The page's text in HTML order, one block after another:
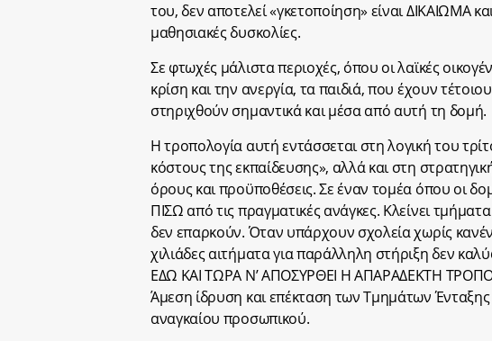
του, δεν αποτελεί «γκετοποίηση» είναι ΔΙΚΑΙΩΜΑ
μαθησιακές δυσκολίες.
Σε φτωχές μάλιστα περιοχές, όπου οι λαϊκές
κρίση και την ανεργία, τα παιδιά, που έχουν
στηριχθούν σημαντικά και μέσα από αυτή τη δομή.
Η τροπολογία αυτή εντάσσεται στη λογική του
κόστους της εκπαίδευσης», αλλά και στη
όρους και προϋποθέσεις. Σε έναν τομέα όπου οι
ΠΙΣΩ από τις πραγματικές ανάγκες. Κλείνει
δεν επαρκούν. Όταν υπάρχουν σχολεία χωρίς
χιλιάδες αιτήματα για παράλληλη στήριξη δεν
ΕΔΩ ΚΑΙ ΤΩΡΑ Ν’ ΑΠΟΣΥΡΘΕΙ Η ΑΠΑΡΑΔΕΚΤΗ
Άμεση ίδρυση και επέκταση των Τμημάτων
αναγκαίου προσωπικού.